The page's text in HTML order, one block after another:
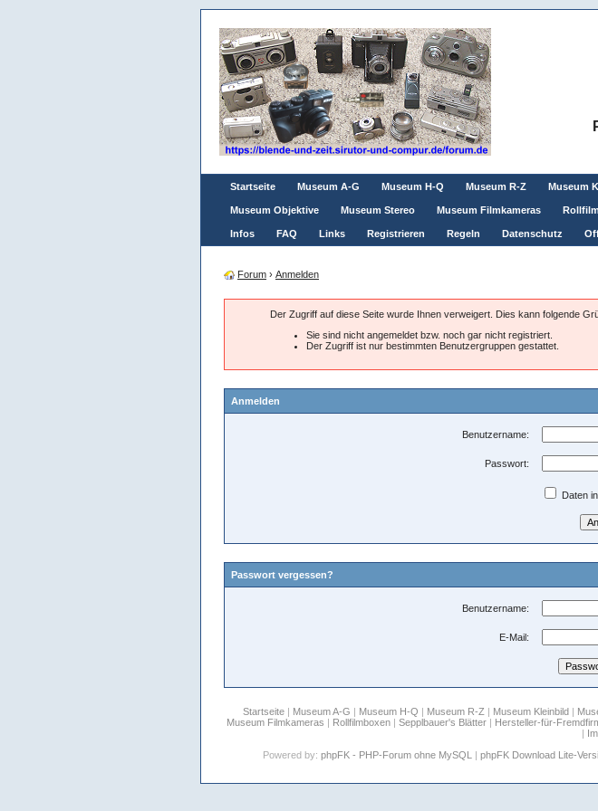
Startseite Museum A-G Museum H-Q Museum R-Z Museum
Museum Objektive Museum Stereo Museum Filmkameras
Infos FAQ Links Registrieren Regeln Datenschutz
Forum › Anmelden
Der Zugriff auf diese Seite wurde Ihnen verweigert. Dies kann folgende
Sie sind nicht angemeldet bzw. noch gar nicht registriert.
Der Zugriff ist nur bestimmten Benutzergruppen gestattet.
Anmelden
Benutzername:
Passwort:
Daten
Passwort vergessen?
Benutzername:
E-Mail:
Startseite Museum A-G Museum H-Q Museum R-Z Museum Kleinbild
Museum Filmkameras
Rollfilmboxen| Sepplbauer's Blätter| Hersteller-für-
Powered by: phpFK - PHP-Forum ohne MySQL phpFK Download Lite-